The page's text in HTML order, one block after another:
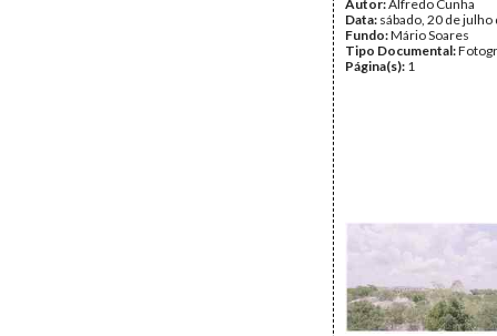
Autor:Alfredo Cunha
Data: sábado, 20 de julho
Fundo:Mário Soares
Tipo Documental:
Página(s): 1